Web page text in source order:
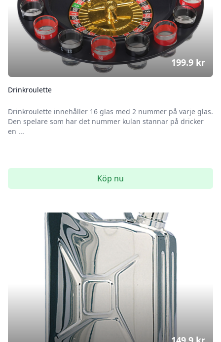
Drinkroulette
Drinkroulette innehåller 16 glas med 2 nummer på varje glas.
Den spelare som har det nummer kulan stannar på dricker
en ...
199.9 kr
Köp nu